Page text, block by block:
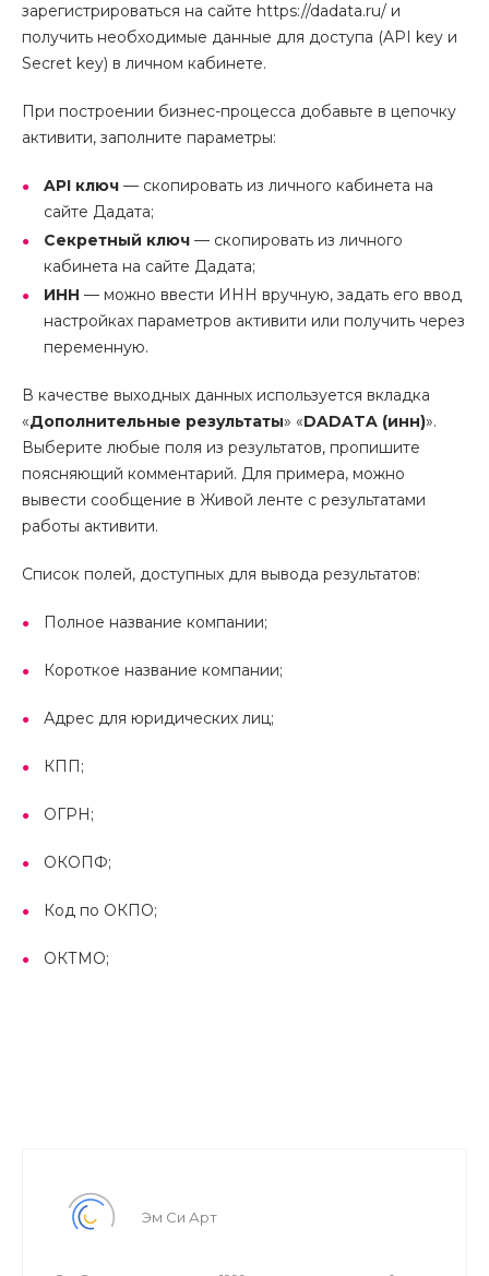
зарегистрироваться на сайте https://dadata.ru/ и
получить необходимые данные для доступа (API key и
Secret key) в личном кабинете.
При построении бизнес-процесса добавьте в цепочку
активити, заполните параметры:
API ключ — скопировать из личного кабинета на
сайте Дадата;
Секретный ключ — скопировать из личного
кабинета на сайте Дадата;
ИНН — можно ввести ИНН вручную, задать его ввод
настройках параметров активити или получить через
переменную.
В качестве выходных данных используется вкладка
«Дополнительные результаты» «DADATA (инн)».
Выберите любые поля из результатов, пропишите
поясняющий комментарий. Для примера, можно
вывести сообщение в Живой ленте с результатами
работы активити.
Список полей, доступных для вывода результатов:
Полное название компании;
Короткое название компании;
Адрес для юридических лиц;
КПП;
ОГРН;
ОКОПФ;
Код по ОКПО;
ОКТМО;
Эм Си Арт